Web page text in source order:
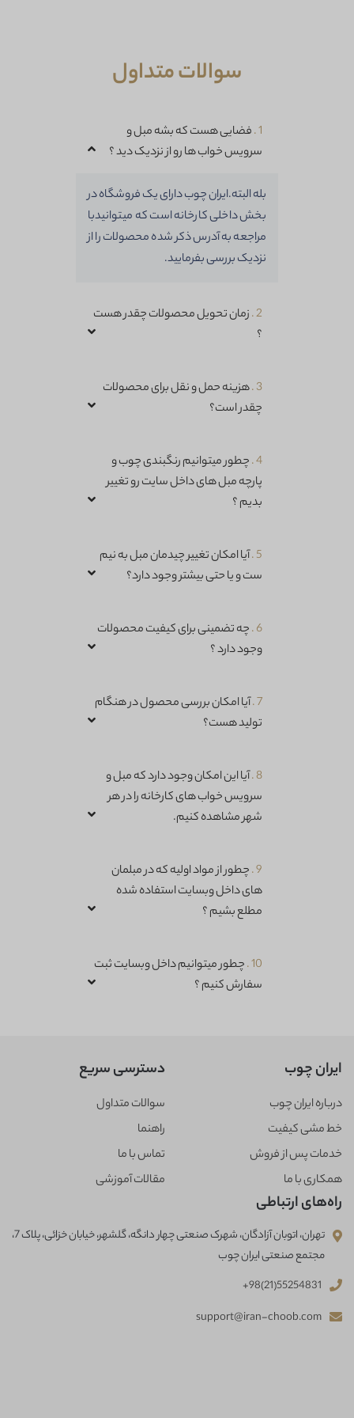
سوالات متداول
1 . فضایی هست که بشه مبل و
سرویس خواب ها رو از نزدیک دید ؟
بله البته.ایران چوب دارای یک فروشگاه در
بخش داخلی کارخانه است که میتوانیدبا
مراجعه به آدرس ذکر شده محصولات را از
نزدیک بررسی بفرمایید.
2 . زمان تحویل محصولات چقدر هست
؟
3 . هزینه حمل و نقل برای محصولات
چقدر است؟
4 . چطور میتوانیم رنگبندی چوب و
پارچه مبل های داخل سایت رو تغییر
بدیم ؟
5 . آیا امکان تغییر چیدمان مبل به نیم
ست و یا حتی بیشتر وجود دارد؟
6 . چه تضمینی برای کیفیت محصولات
وجود دارد ؟
7 . آیا امکان بررسی محصول در هنگام
تولید هست؟
8 . آیا این امکان وجود دارد که مبل و
سرویس خواب های کارخانه را در هر
شهر مشاهده کنیم.
9 . چطور از مواد اولیه که در مبلمان
های داخل وبسایت استفاده شده
مطلع بشیم ؟
10 . چطور میتوانیم داخل وبسایت ثبت
سفارش کنیم ؟
ایران چوب
درباره ایران چوب
خط مشی کیفیت
خدمات پس از فروش
همکاری با ما
دسترسی سریع
سوالات متداول
راهنما
تماس با ما
مقالات آموزشی
راه‌های ارتباطی
تهران، اتوبان آزادگان، شهرک صنعتی چهار دانگه، گلشهر، خیابان خزائی، پلاک 7،
مجتمع صنعتی ایران چوب
+98(21)55254831
support@iran-choob.com
شماره موبایل
ثبت